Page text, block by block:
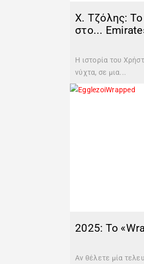
Χ. Τζόλης: Το
στο...
Η ιστορία του
νύχτα, σε μια...
2025: Το
Αν θέλετε μία